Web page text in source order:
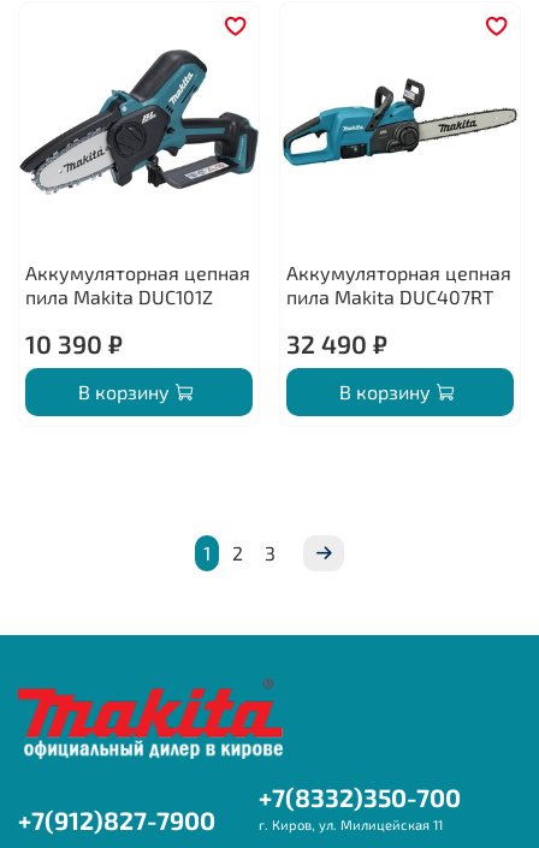
Аккумуляторная цепная
пила Makita DUC101Z
10 390 ₽
В корзину
Аккумуляторная цепная
пила Makita DUC407RT
32 490 ₽
В корзину
1 2 3
+7(912)827-7900
+7(8332)350-700
г. Киров, ул. Милицейская 11